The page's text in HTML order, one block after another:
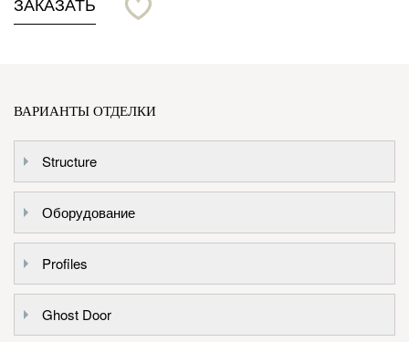
ВАРИАНТЫ ОТДЕЛКИ
Structure
Оборудование
Profiles
Ghost Door